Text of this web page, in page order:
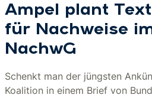
Ampel plant
für Nachweise
NachwG
Schenkt man der jüngsten
Koalition in einem Brief von